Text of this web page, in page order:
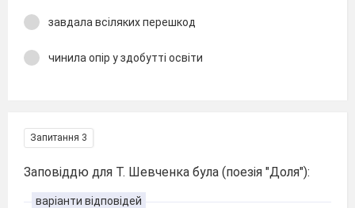
завдала всіляких перешкод
чинила опір у здобутті освіти
Запитання 3
Заповіддю для Т. Шевченка була (поезія "Доля"):
варіанти відповідей